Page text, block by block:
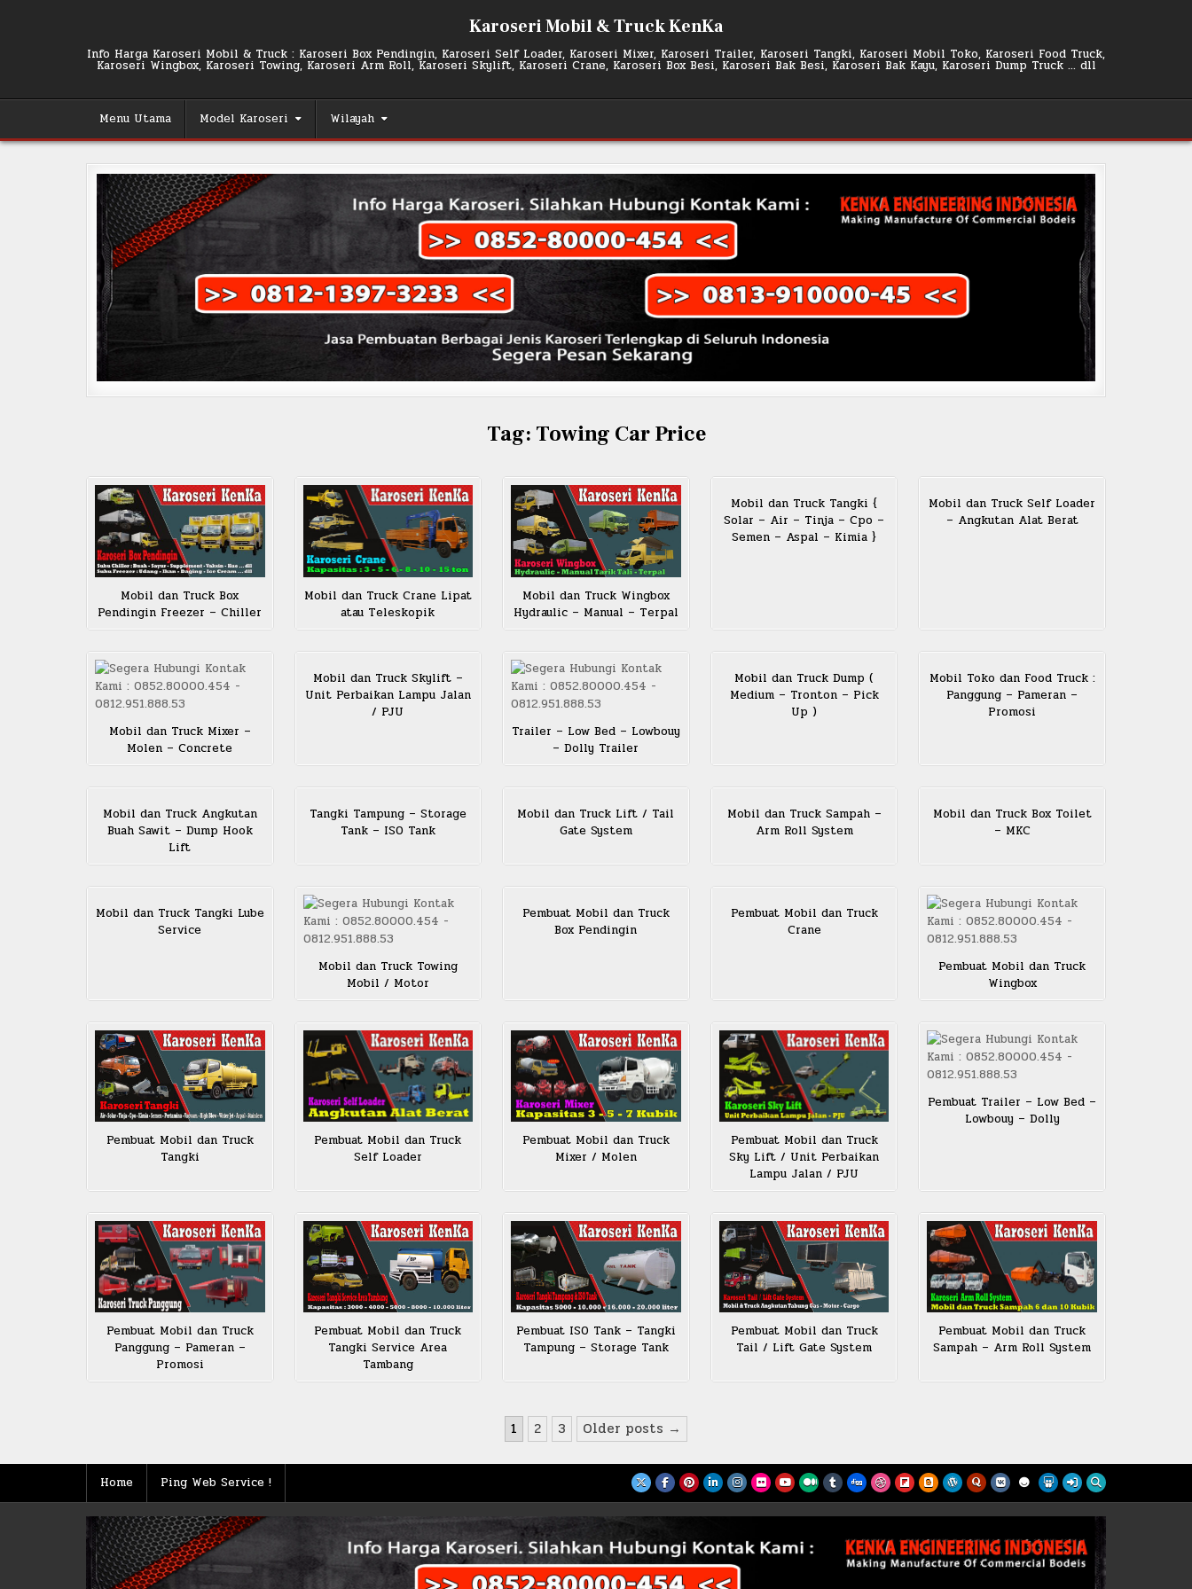
Karoseri Mobil & Truck KenKa
Info Harga Karoseri Mobil & Truck : Karoseri Box Pendingin, Karoseri Self Loader, Karoseri Mixer, Karoseri Trailer, Karoseri Tangki, Karoseri Mobil Toko, Karoseri Food Truck,
Karoseri Wingbox, Karoseri Towing, Karoseri Arm Roll, Karoseri Skylift, Karoseri Crane, Karoseri Box Besi, Karoseri Bak Besi, Karoseri Bak Kayu, Karoseri Dump Truck … dll
Menu Utama Model Karoseri Wilayah
Tag: Towing Car Price
Mobil dan Truck Box
Pendingin Freezer – Chiller
Mobil dan Truck Crane Lipat
atau Teleskopik
Mobil dan Truck Wingbox
Hydraulic – Manual – Terpal
Mobil dan Truck Tangki {
Solar – Air – Tinja – Cpo –
Semen – Aspal – Kimia }
Mobil dan Truck Self Loader
– Angkutan Alat Berat
Mobil dan Truck Mixer –
Molen – Concrete
Mobil dan Truck Skylift –
Unit Perbaikan Lampu Jalan
/ PJU
Trailer – Low Bed – Lowbouy
– Dolly Trailer
Mobil dan Truck Dump (
Medium – Tronton – Pick
Up )
Mobil Toko dan Food Truck :
Panggung – Pameran –
Promosi
Mobil dan Truck Angkutan
Buah Sawit – Dump Hook
Lift
Tangki Tampung – Storage
Tank – ISO Tank
Mobil dan Truck Lift / Tail
Gate System
Mobil dan Truck Sampah –
Arm Roll System
Mobil dan Truck Box Toilet
– MKC
Mobil dan Truck Tangki Lube
Service
Mobil dan Truck Towing
Mobil / Motor
Pembuat Mobil dan Truck
Box Pendingin
Pembuat Mobil dan Truck
Crane
Pembuat Mobil dan Truck
Wingbox
Pembuat Mobil dan Truck
Tangki
Pembuat Mobil dan Truck
Self Loader
Pembuat Mobil dan Truck
Mixer / Molen
Pembuat Mobil dan Truck
Sky Lift / Unit Perbaikan
Lampu Jalan / PJU
Pembuat Trailer – Low Bed –
Lowbouy – Dolly
Pembuat Mobil dan Truck
Panggung – Pameran –
Promosi
Pembuat Mobil dan Truck
Tangki Service Area
Tambang
Pembuat ISO Tank – Tangki
Tampung – Storage Tank
Pembuat Mobil dan Truck
Tail / Lift Gate System
Pembuat Mobil dan Truck
Sampah – Arm Roll System
1 2 3 Older posts →
Home Ping Web Service !